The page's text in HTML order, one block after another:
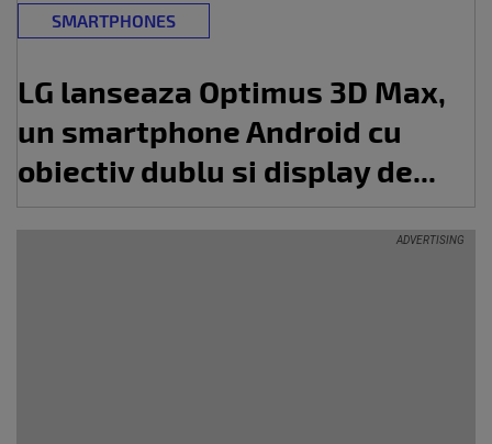
SMARTPHONES
LG lanseaza Optimus 3D Max,
un smartphone Android cu
obiectiv dublu si display de...